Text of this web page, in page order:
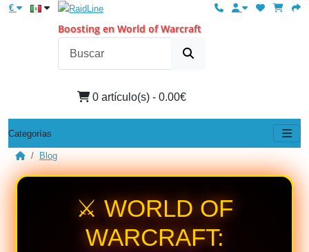
€
Boosting en World of Warcraft
0 artículo(s) - 0.00€
Categorías
Blog
⚔️ WORLD OF
WARCRAFT: